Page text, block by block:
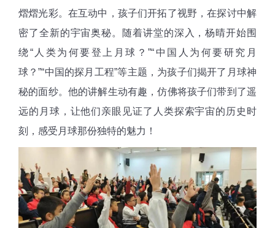
熠熠光彩。在互动中，孩子们开拓了视野，在探讨中解
密了全新的宇宙奥秘。随着讲堂的深入，杨晴开始围
绕“人类为何要登上月球？”“中国人为何要研究月
球？”“中国的探月工程”等主题，为孩子们揭开了月球神
秘的面纱。他的讲解生动有趣，仿佛将孩子们带到了遥
远的月球，让他们亲眼见证了人类探索宇宙的历史时
刻，感受月球那份独特的魅力！